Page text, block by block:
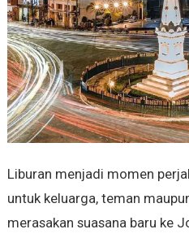
Liburan menjadi momen
untuk keluarga, teman
merasakan suasana baru ke